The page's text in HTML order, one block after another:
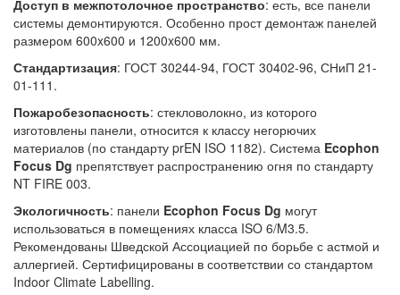
Доступ в межпотолочное пространство: есть, все панели
системы демонтируются. Особенно прост демонтаж панелей
размером 600x600 и 1200x600 мм.
Стандартизация: ГОСТ 30244-94, ГОСТ 30402-96, СНиП 21-
01-111.
Пожаробезопасность: стекловолокно, из которого
изготовлены панели, относится к классу негорючих
материалов (по стандарту prEN ISO 1182). Система Ecophon
Focus Dg препятствует распространению огня по стандарту
NT FIRE 003.
Экологичность: панели Ecophon Focus Dg могут
использоваться в помещениях класса ISO 6/M3.5.
Рекомендованы Шведской Ассоциацией по борьбе с астмой и
аллергией. Сертифицированы в соответствии со стандартом
Indoor Climate Labelling.